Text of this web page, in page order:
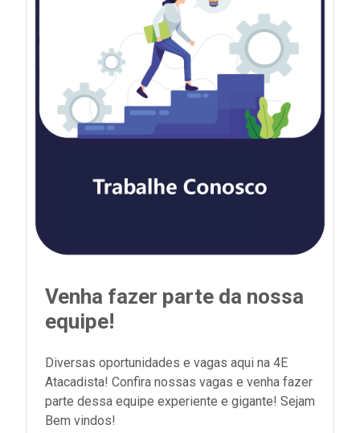
Venha fazer parte da nossa
equipe!
Diversas oportunidades e vagas aqui na 4E
Atacadista! Confira nossas vagas e venha fazer
parte dessa equipe experiente e gigante! Sejam
Bem vindos!